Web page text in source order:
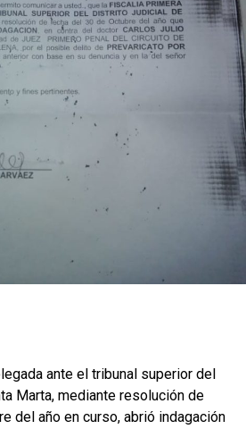
ante el tribunal superior del
Marta, mediante resolución de
del año en curso, abrió indagación